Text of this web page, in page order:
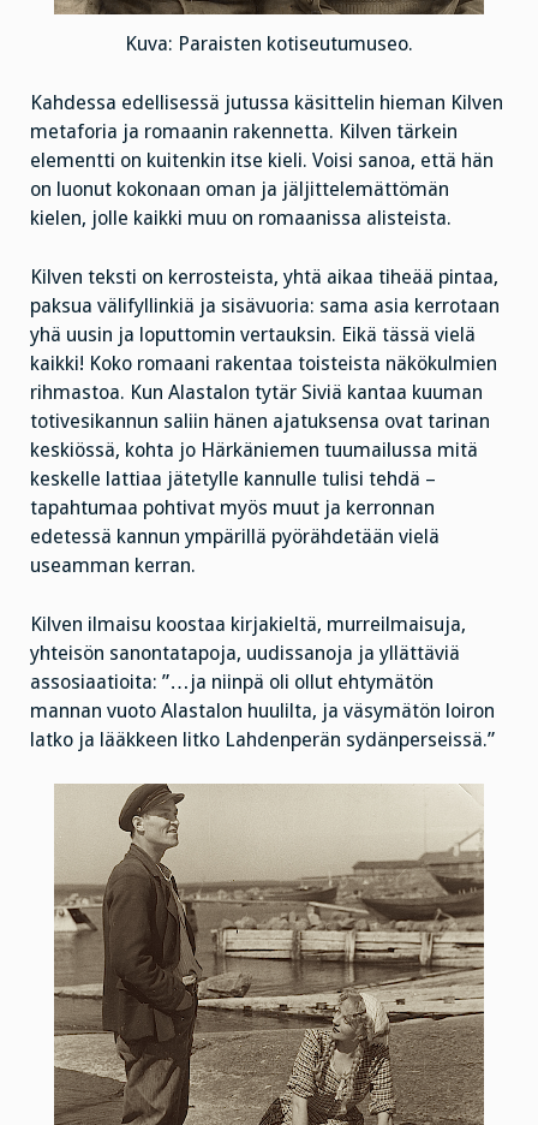
Kuva: Paraisten kotiseutumuseo.
Kahdessa edellisessä jutussa käsittelin hieman Kilven
metaforia ja romaanin rakennetta. Kilven tärkein
elementti on kuitenkin itse kieli. Voisi sanoa, että hän
on luonut kokonaan oman ja jäljittelemättömän
kielen, jolle kaikki muu on romaanissa alisteista.
Kilven teksti on kerrosteista, yhtä aikaa tiheää pintaa,
paksua välifyllinkiä ja sisävuoria: sama asia kerrotaan
yhä uusin ja loputtomin vertauksin. Eikä tässä vielä
kaikki! Koko romaani rakentaa toisteista näkökulmien
rihmastoa. Kun Alastalon tytär Siviä kantaa kuuman
totivesikannun saliin hänen ajatuksensa ovat tarinan
keskiössä, kohta jo Härkäniemen tuumailussa mitä
keskelle lattiaa jätetylle kannulle tulisi tehdä –
tapahtumaa pohtivat myös muut ja kerronnan
edetessä kannun ympärillä pyörähdetään vielä
useamman kerran.
Kilven ilmaisu koostaa kirjakieltä, murreilmaisuja,
yhteisön sanontatapoja, uudissanoja ja yllättäviä
assosiaatioita: ”…ja niinpä oli ollut ehtymätön
mannan vuoto Alastalon huulilta, ja väsymätön loiron
latko ja lääkkeen litko Lahdenperän sydänperseissä.”